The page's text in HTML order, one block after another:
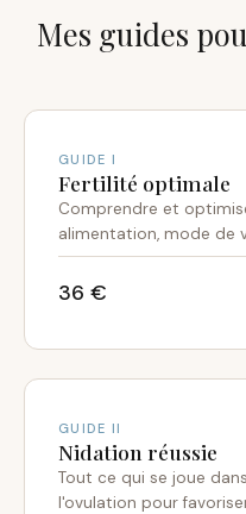
Mes guides
GUIDE I
Fertilité optimale
Comprendre et
alimentation, mode de
36 €
GUIDE II
Nidation réussie
Tout ce qui se joue
l'ovulation pour